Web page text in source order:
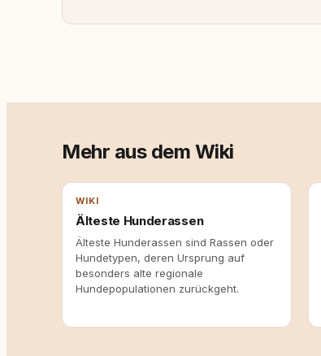
Mehr aus dem Wiki
WIKI
Älteste Hunderassen
Älteste Hunderassen sind Rassen oder
Hundetypen, deren Ursprung auf
besonders alte regionale
Hundepopulationen zurückgeht.